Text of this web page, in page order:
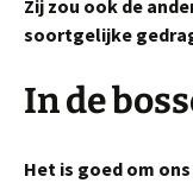
Zij zou ook de
soortgelijke
In de
Het is goed om